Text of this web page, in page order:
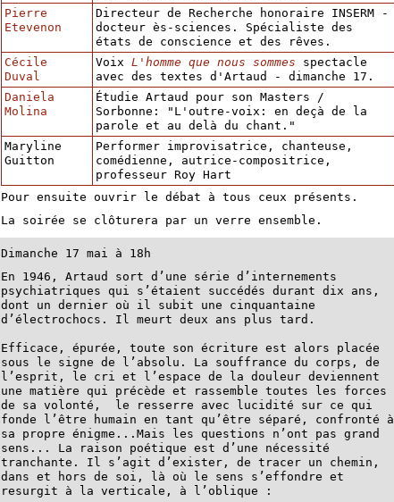
Pierre
Etevenon
Directeur de Recherche honoraire INSERM -
docteur ès-sciences. Spécialiste des
états de conscience et des rêves.
Cécile
Duval
Voix L'homme que nous sommes spectacle
avec des textes d'Artaud - dimanche 17.
Daniela
Molina
Étudie Artaud pour son Masters /
Sorbonne: "L'outre-voix: en deçà de la
parole et au delà du chant."
Maryline
Guitton
Performer improvisatrice, chanteuse,
comédienne, autrice-compositrice,
professeur Roy Hart
Pour ensuite ouvrir le débat à tous ceux présents.
La soirée se clôturera par un verre ensemble.
Dimanche 17 mai à 18h
En 1946, Artaud sort d’une série d’internements
psychiatriques qui s’étaient succédés durant dix ans,
dont un dernier où il subit une cinquantaine
d’électrochocs. Il meurt deux ans plus tard.
Efficace, épurée, toute son écriture est alors placée
sous le signe de l’absolu. La souffrance du corps, de
l’esprit, le cri et l’espace de la douleur deviennent
une matière qui précède et rassemble toutes les forces
de sa volonté, le resserre avec lucidité sur ce qui
fonde l’être humain en tant qu’être séparé, confronté à
sa propre énigme...Mais les questions n’ont pas grand
sens... La raison poétique est d’une nécessité
tranchante. Il s’agit d’exister, de tracer un chemin,
dans et hors de soi, là où le sens s’effondre et
resurgit à la verticale, à l’oblique :